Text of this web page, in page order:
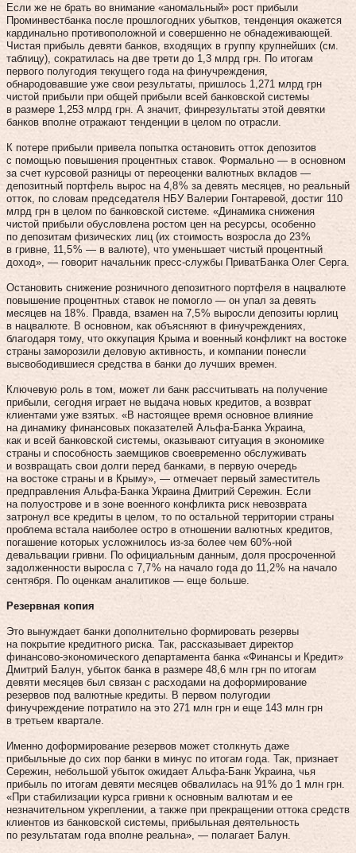
Если же не брать во внимание «аномальный» рост прибыли
Проминвестбанка после прошлогодних убытков, тенденция окажется
кардинально противоположной и совершенно не обнадеживающей.
Чистая прибыль девяти банков, входящих в группу крупнейших (см.
таблицу), сократилась на две трети до 1,3 млрд грн. По итогам
первого полугодия текущего года на финучреждения,
обнародовавшие уже свои результаты, пришлось 1,271 млрд грн
чистой прибыли при общей прибыли всей банковской системы
в размере 1,253 млрд грн. А значит, финрезультаты этой девятки
банков вполне отражают тенденции в целом по отрасли.
К потере прибыли привела попытка остановить отток депозитов
с помощью повышения процентных ставок. Формально — в основном
за счет курсовой разницы от переоценки валютных вкладов —
депозитный портфель вырос на 4,8 % за девять месяцев, но реальный
отток, по словам председателя НБУ Валерии Гонтаревой, достиг 110
млрд грн в целом по банковской системе. «Динамика снижения
чистой прибыли обусловлена ростом цен на ресурсы, особенно
по депозитам физических лиц (их стоимость возросла до 23 %
в гривне, 11,5 % — в валюте), что уменьшает чистый процентный
доход», — говорит начальник пресс-службы ПриватБанка Олег Серга.
Остановить снижение розничного депозитного портфеля в нацвалюте
повышение процентных ставок не помогло — он упал за девять
месяцев на 18 %. Правда, взамен на 7,5 % выросли депозиты юрлиц
в нацвалюте. В основном, как объясняют в финучреждениях,
благодаря тому, что оккупация Крыма и военный конфликт на востоке
страны заморозили деловую активность, и компании понесли
высвободившиеся средства в банки до лучших времен.
Ключевую роль в том, может ли банк рассчитывать на получение
прибыли, сегодня играет не выдача новых кредитов, а возврат
клиентами уже взятых. «В настоящее время основное влияние
на динамику финансовых показателей Альфа-Банка Украина,
как и всей банковской системы, оказывают ситуация в экономике
страны и способность заемщиков своевременно обслуживать
и возвращать свои долги перед банками, в первую очередь
на востоке страны и в Крыму», — отмечает первый заместитель
предправления Альфа-Банка Украина Дмитрий Сережин. Если
на полуострове и в зоне военного конфликта риск невозврата
затронул все кредиты в целом, то по остальной территории страны
проблема встала наиболее остро в отношении валютных кредитов,
погашение которых усложнилось из‑за более чем 60 %-ной
девальвации гривни. По официальным данным, доля просроченной
задолженности выросла с 7,7 % на начало года до 11,2 % на начало
сентября. По оценкам аналитиков — еще больше.
Резервная копия
Это вынуждает банки дополнительно формировать резервы
на покрытие кредитного риска. Так, рассказывает директор
финансово-экономического департамента банка «Финансы и Кредит»
Дмитрий Балун, убыток банка в размере 48,6 млн грн по итогам
девяти месяцев был связан с расходами на доформирование
резервов под валютные кредиты. В первом полугодии
финучреждение потратило на это 271 млн грн и еще 143 млн грн
в третьем квартале.
Именно доформирование резервов может столкнуть даже
прибыльные до сих пор банки в минус по итогам года. Так, признает
Сережин, небольшой убыток ожидает Альфа-Банк Украина, чья
прибыль по итогам девяти месяцев обвалилась на 91 % до 1 млн грн.
«При стабилизации курса гривни к основным валютам и ее
незначительном укреплении, а также при прекращении оттока средств
клиентов из банковской системы, прибыльная деятельность
по результатам года вполне реальна», — полагает Балун.